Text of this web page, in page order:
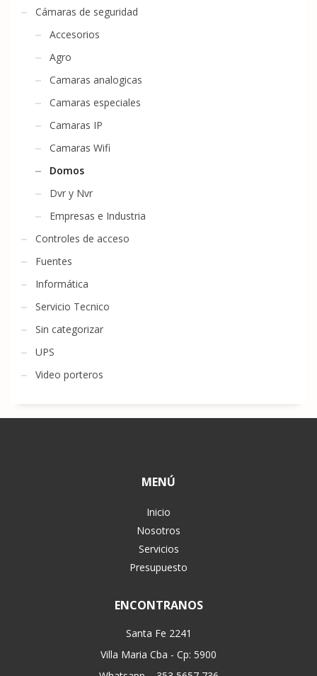
Cámaras de seguridad
Accesorios
Agro
Camaras analogicas
Camaras especiales
Camaras IP
Camaras Wifi
Domos
Dvr y Nvr
Empresas e Industria
Controles de acceso
Fuentes
Informática
Servicio Tecnico
Sin categorizar
UPS
Video porteros
MENÚ
Inicio
Nosotros
Servicios
Presupuesto
ENCONTRANOS
Santa Fe 2241
Villa Maria Cba - Cp: 5900